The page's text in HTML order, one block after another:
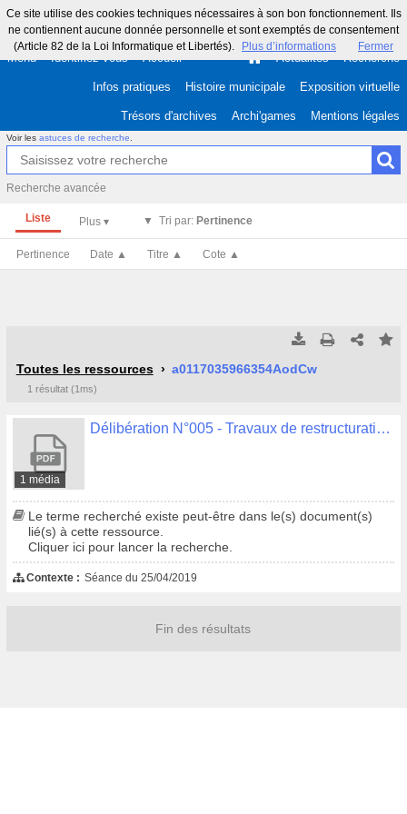
Ce site utilise des cookies techniques nécessaires à son bon fonctionnement. Ils
ne contiennent aucune donnée personnelle et sont exemptés de consentement
(Article 82 de la Loi Informatique et Libertés).
Plus d’informations Fermer
Menu Identifiez-vous Accueil Actualités Recherche
Infos pratiques Histoire municipale Exposition virtuelle
Trésors d'archives Archi'games Mentions légales
Voir les astuces de recherche
Recherche avancée
Liste Tri par: Pertinence
Pertinence Date ▲ Titre ▲ Cote ▲
Tous les résultats(Max 250)
Tous les résultats
Toutes les ressources a0117035966354AodCw
1 résultat (1ms)
1 média
Délibération N°005 - Travaux de restructuration de l'école Stang Ar C'Hoat - lot 8 - Realu - Protocole transactionnel
Le terme recherché existe peut-être dans le(s) document(s)
lié(s) à cette ressource.
Cliquer ici pour lancer la recherche.
Contexte : Séance du 25/04/2019
Fin des résultats